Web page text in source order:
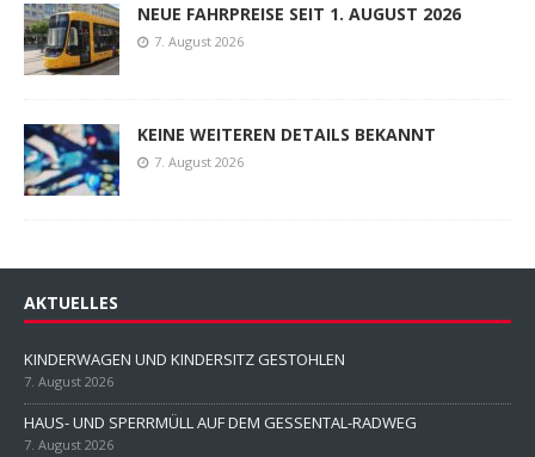
NEUE FAHRPREISE SEIT 1. AUGUST 2026
7. August 2026
KEINE WEITEREN DETAILS BEKANNT
7. August 2026
AKTUELLES
KINDERWAGEN UND KINDERSITZ GESTOHLEN
7. August 2026
HAUS- UND SPERRMÜLL AUF DEM GESSENTAL-RADWEG
7. August 2026